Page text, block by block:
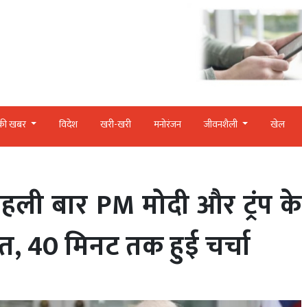
खबर विदेश खरी-खरी मनोरंजन जीवनशैली खेल
बार PM मोदी और ट्रंप के
40 मिनट तक हुई चर्चा